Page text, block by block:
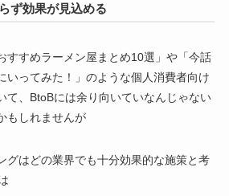
ず効果が見込める
すすめラーメン屋まとめ10選」や「今話
いってみた！」のような個人消費者向け
て、BtoBには余り向いていなんじゃない
もしれませんが
グはどの業界でも十分効果的な施策と考